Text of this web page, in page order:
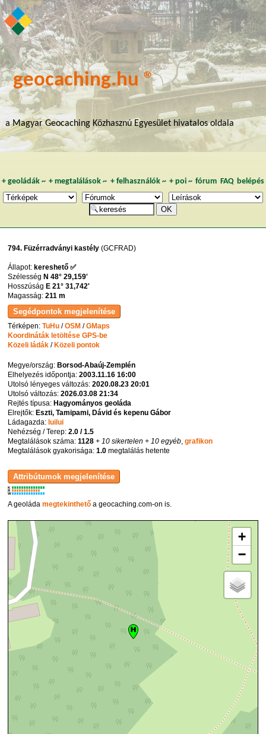
geocaching.hu ®
a Magyar Geocaching Közhasznú Egyesület hivatalos oldala
+ geoládák~ +megtalálások ~ + felhasználók~ + poi~ fórum FAQ belépés
794. Füzérradványi kastély (GCFRAD)
Állapot: kereshető ✅
Szélesség N 48° 29,159'
Hosszúság E 21° 31,742'
Magasság:211 m
Térképen:TuHu /OSM /GMaps
Koordináták letöltése GPS-be
Közeli ládák / Közeli pontok
Megye/ország: Borsod-Abaúj-Zemplén
Elhelyezés időpontja:2003.11.16 16:00
Utolsó lényeges változás:2020.08.23 20:01
Utolsó változás:2026.03.08 21:34
Rejtés típusa: Hagyományos geoláda
Elrejtők: Eszti, Tamipami, Dávid és kepenu Gábor
Ládagazda: luilui
Nehézség / Terep:2.0 / 1.5
Megtalálások száma:1128 + 10 sikertelen + 10 egyéb,grafikon
Megtalálások gyakorisága:1.0 megtalálás hetente
K
R
W
A geoládamegtekinthető a geocaching.com-on is.
+
−